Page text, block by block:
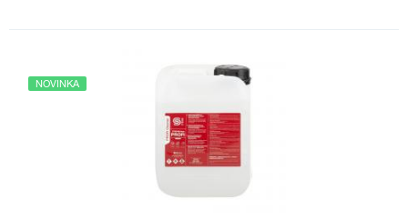
NOVINKA